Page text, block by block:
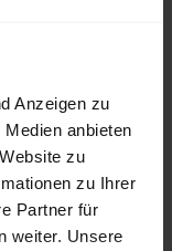
Anzeigen zu
anbieten
zu
zu Ihrer
Partner für
weiter. Unsere
Mai